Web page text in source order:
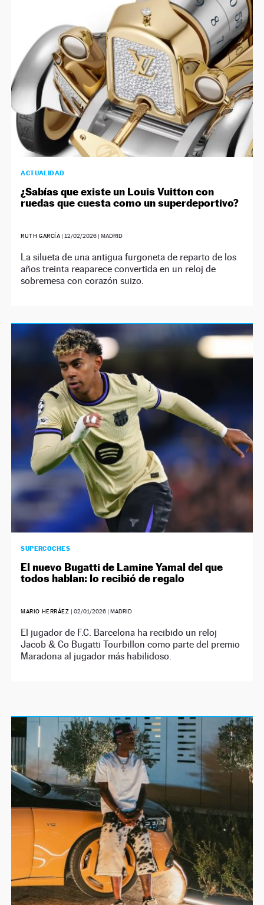
ACTUALIDAD
¿Sabías que existe un Louis Vuitton con
ruedas que cuesta como un superdeportivo?
RUTH GARCÍA | 12/02/2026 | MADRID
La silueta de una antigua furgoneta de reparto de los
años treinta reaparece convertida en un reloj de
sobremesa con corazón suizo.
SUPERCOCHES
El nuevo Bugatti de Lamine Yamal del que
todos hablan: lo recibió de regalo
MARIO HERRÁEZ | 02/01/2026| MADRID
El jugador de F.C. Barcelona ha recibido un reloj
Jacob & Co Bugatti Tourbillon como parte del premio
Maradona al jugador más habilidoso.